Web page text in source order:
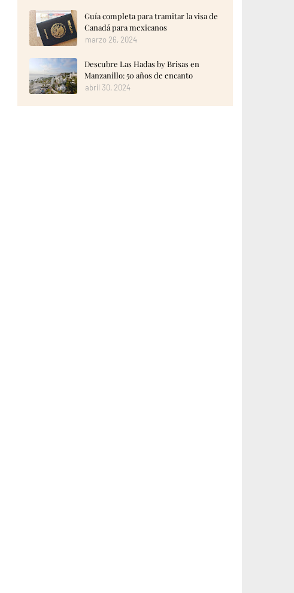
Guía completa para tramitar la visa de
Canadá para mexicanos
marzo 26, 2024
Descubre Las Hadas by Brisas en
Manzanillo: 50 años de encanto
abril 30, 2024